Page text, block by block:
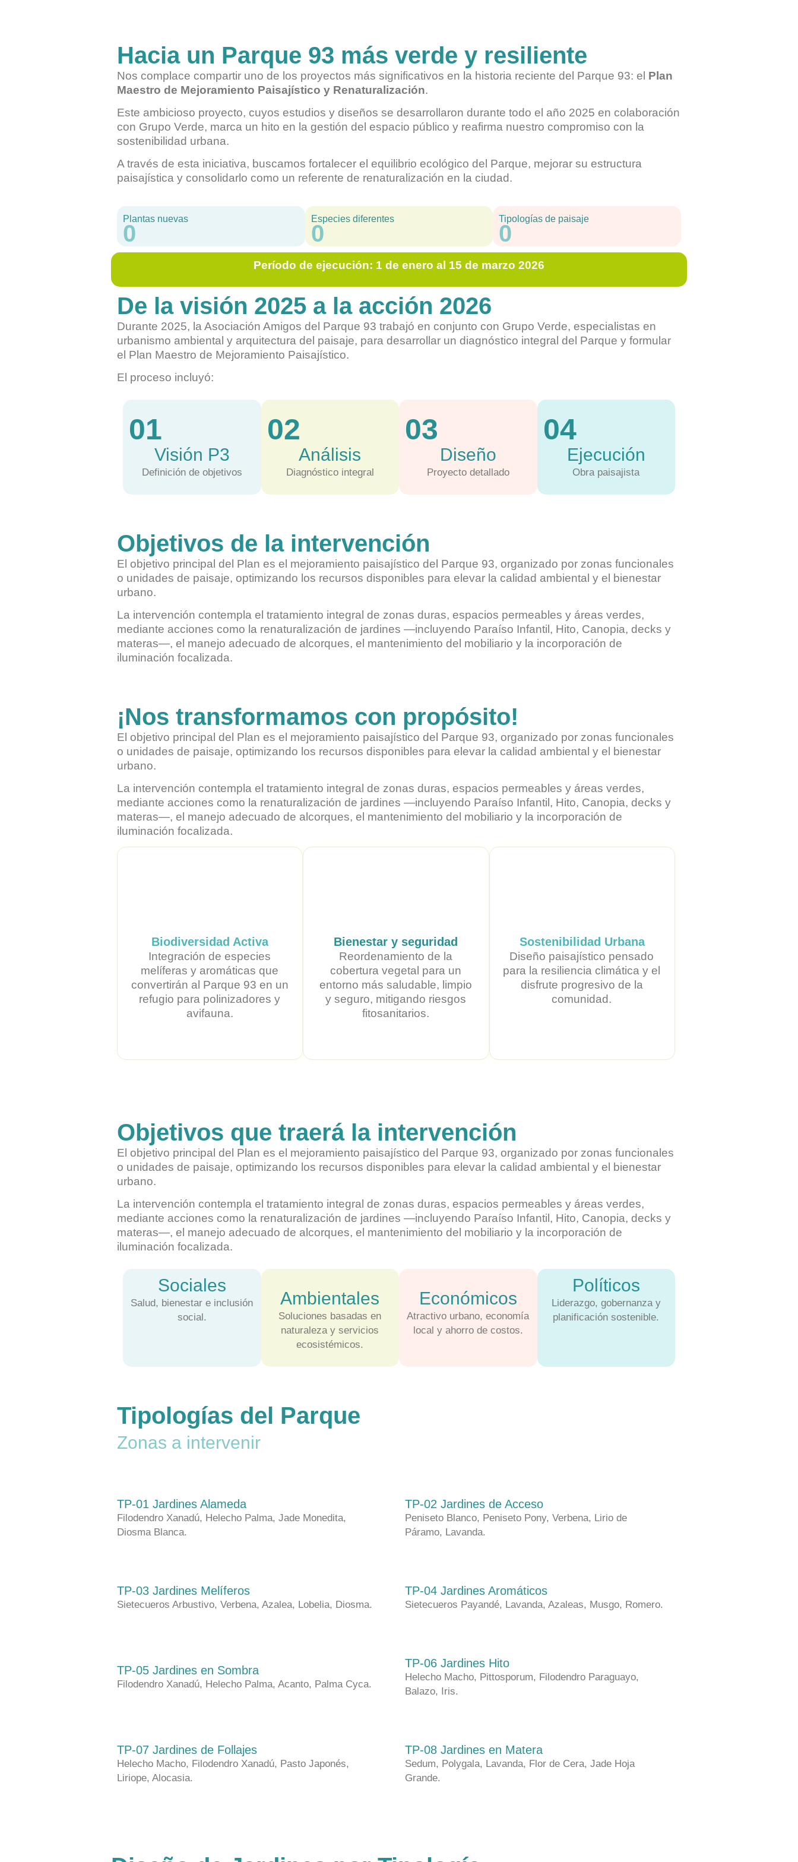
Hacia un Parque 93 más verde y resiliente
Nos complace compartir uno de los proyectos más significativos en la historia reciente del Parque 93: el Plan
Maestro de Mejoramiento Paisajístico y Renaturalización.
Este ambicioso proyecto, cuyos estudios y diseños se desarrollaron durante todo el año 2025 en colaboración
con Grupo Verde, marca un hito en la gestión del espacio público y reafirma nuestro compromiso con la
sostenibilidad urbana.
A través de esta iniciativa, buscamos fortalecer el equilibrio ecológico del Parque, mejorar su estructura
paisajística y consolidarlo como un referente de renaturalización en la ciudad.
Plantas nuevas
0
Especies diferentes
0
Tipologías de paisaje
0
Período de ejecución: 1 de enero al 15 de marzo 2026
De la visión 2025 a la acción 2026
Durante 2025, la Asociación Amigos del Parque 93 trabajó en conjunto con Grupo Verde, especialistas en
urbanismo ambiental y arquitectura del paisaje, para desarrollar un diagnóstico integral del Parque y formular
el Plan Maestro de Mejoramiento Paisajístico.
El proceso incluyó:
01
Visión P3
Definición de objetivos
02
Análisis
Diagnóstico integral
03
Diseño
Proyecto detallado
04
Ejecución
Obra paisajista
Objetivos de la intervención
El objetivo principal del Plan es el mejoramiento paisajístico del Parque 93, organizado por zonas funcionales
o unidades de paisaje, optimizando los recursos disponibles para elevar la calidad ambiental y el bienestar
urbano.
La intervención contempla el tratamiento integral de zonas duras, espacios permeables y áreas verdes,
mediante acciones como la renaturalización de jardines —incluyendo Paraíso Infantil, Hito, Canopia, decks y
materas—, el manejo adecuado de alcorques, el mantenimiento del mobiliario y la incorporación de
iluminación focalizada.
¡Nos transformamos con propósito!
El objetivo principal del Plan es el mejoramiento paisajístico del Parque 93, organizado por zonas funcionales
o unidades de paisaje, optimizando los recursos disponibles para elevar la calidad ambiental y el bienestar
urbano.
La intervención contempla el tratamiento integral de zonas duras, espacios permeables y áreas verdes,
mediante acciones como la renaturalización de jardines —incluyendo Paraíso Infantil, Hito, Canopia, decks y
materas—, el manejo adecuado de alcorques, el mantenimiento del mobiliario y la incorporación de
iluminación focalizada.
Biodiversidad Activa
Integración de especies
melíferas y aromáticas que
convertirán al Parque 93 en un
refugio para polinizadores y
avifauna.
Bienestar y seguridad
Reordenamiento de la
cobertura vegetal para un
entorno más saludable, limpio
y seguro, mitigando riesgos
fitosanitarios.
Sostenibilidad Urbana
Diseño paisajístico pensado
para la resiliencia climática y el
disfrute progresivo de la
comunidad.
Objetivos que traerá la intervención
El objetivo principal del Plan es el mejoramiento paisajístico del Parque 93, organizado por zonas funcionales
o unidades de paisaje, optimizando los recursos disponibles para elevar la calidad ambiental y el bienestar
urbano.
La intervención contempla el tratamiento integral de zonas duras, espacios permeables y áreas verdes,
mediante acciones como la renaturalización de jardines —incluyendo Paraíso Infantil, Hito, Canopia, decks y
materas—, el manejo adecuado de alcorques, el mantenimiento del mobiliario y la incorporación de
iluminación focalizada.
Sociales
Salud, bienestar e inclusión
social.
Ambientales
Soluciones basadas en
naturaleza y servicios
ecosistémicos.
Económicos
Atractivo urbano, economía
local y ahorro de costos.
Políticos
Liderazgo, gobernanza y
planificación sostenible.
Tipologías del Parque
Zonas a intervenir
TP-01 Jardines Alameda
Filodendro Xanadú, Helecho Palma, Jade Monedita,
Diosma Blanca.
TP-02 Jardines de Acceso
Peniseto Blanco, Peniseto Pony, Verbena, Lirio de
Páramo, Lavanda.
TP-03 Jardines Melíferos
Sietecueros Arbustivo, Verbena, Azalea, Lobelia, Diosma.
TP-04 Jardines Aromáticos
Sietecueros Payandé, Lavanda, Azaleas, Musgo, Romero.
TP-05 Jardines en Sombra
Filodendro Xanadú, Helecho Palma, Acanto, Palma Cyca.
TP-06 Jardines Hito
Helecho Macho, Pittosporum, Filodendro Paraguayo,
Balazo, Iris.
TP-07 Jardines de Follajes
Helecho Macho, Filodendro Xanadú, Pasto Japonés,
Liriope, Alocasia.
TP-08 Jardines en Matera
Sedum, Polygala, Lavanda, Flor de Cera, Jade Hoja
Grande.